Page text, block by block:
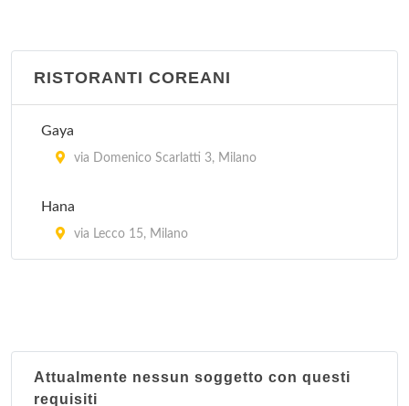
Jubin
Kota Radja
Lon Fon
via Lazzaretto 10, Milano
RISTORANTI COREANI
Gaya
via Domenico Scarlatti 3, Milano
Hana
via Lecco 15, Milano
Attualmente nessun soggetto con questi
requisiti